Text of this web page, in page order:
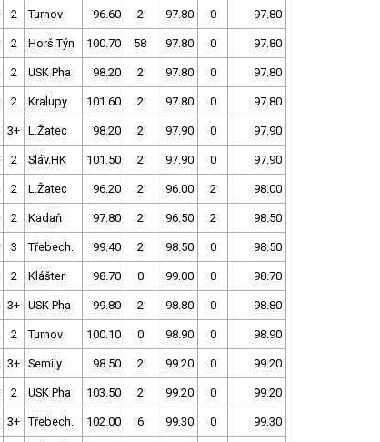
2 Turnov 96.60 2 97.80 0 97.80
2 Horš.Týn 100.70 58 97.80 0 97.80
2 USK Pha 98.20 2 97.80 0 97.80
2 Kralupy 101.60 2 97.80 0 97.80
3+ L.Žatec 98.20 2 97.90 0 97.90
2 Sláv.HK 101.50 2 97.90 0 97.90
2 L.Žatec 96.20 2 96.00 2 98.00
2 Kadaň 97.80 2 96.50 2 98.50
3 Třebech. 99.40 2 98.50 0 98.50
2 Klášter. 98.70 0 99.00 0 98.70
3+ USK Pha 99.80 2 98.80 0 98.80
2 Turnov 100.10 0 98.90 0 98.90
3+ Semily 98.50 2 99.20 0 99.20
2 USK Pha 103.50 2 99.20 0 99.20
3+ Třebech. 102.00 6 99.30 0 99.30